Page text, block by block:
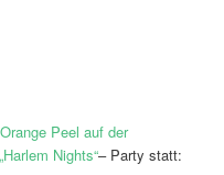
Orange Peel auf der
Nights“– Party statt: